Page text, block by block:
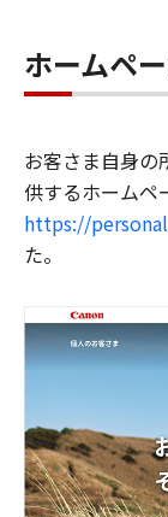
ホームペ
お客さま自身の
供するホームペ
https://
た。